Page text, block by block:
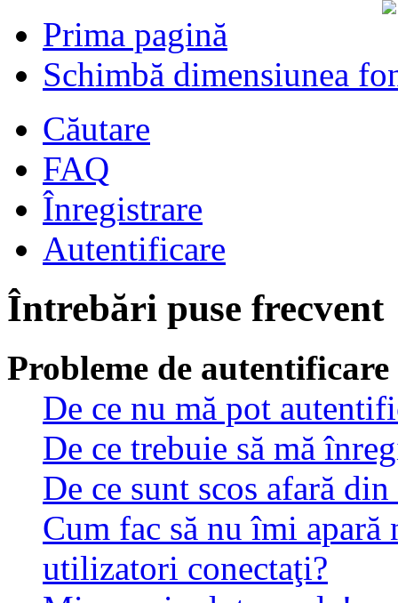
Prima pagină
Schimbă dimensiunea
Căutare
FAQ
Înregistrare
Autentificare
Întrebări puse frecvent
Probleme de
De ce nu mă pot
De ce trebuie să mă
De ce sunt scos afară
Cum fac să nu îmi
utilizatori conectaţi?